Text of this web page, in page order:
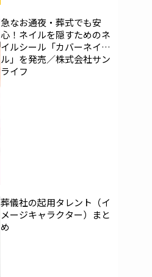
急なお通夜・葬式でも安
心！ネイルを隠すためのネ
イルシール「カバーネイ
ル」を発売／株式会社サン
ライフ
葬儀社の起用タレント（イ
メージキャラクター）まと
め